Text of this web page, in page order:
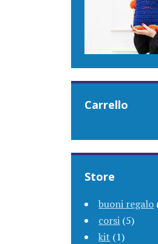
Carrello
Store
buoni regalo
corsi (5)
kit (1)